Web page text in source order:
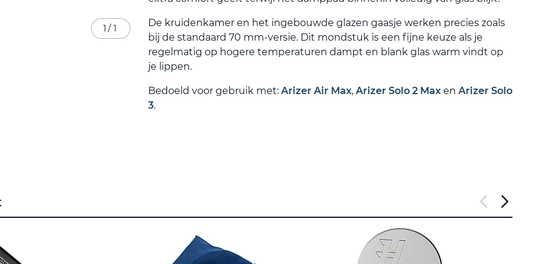
De kruidenkamer en het ingebouwde glazen gaasje werken precies zoals
bij de standaard 70 mm-versie. Dit mondstuk is een fijne keuze als je
regelmatig op hogere temperaturen dampt en blank glas warm vindt op
je lippen.
Bedoeld voor gebruik met: Arizer Air Max, Arizer Solo 2 Max en Arizer Solo
3.
1 / 1